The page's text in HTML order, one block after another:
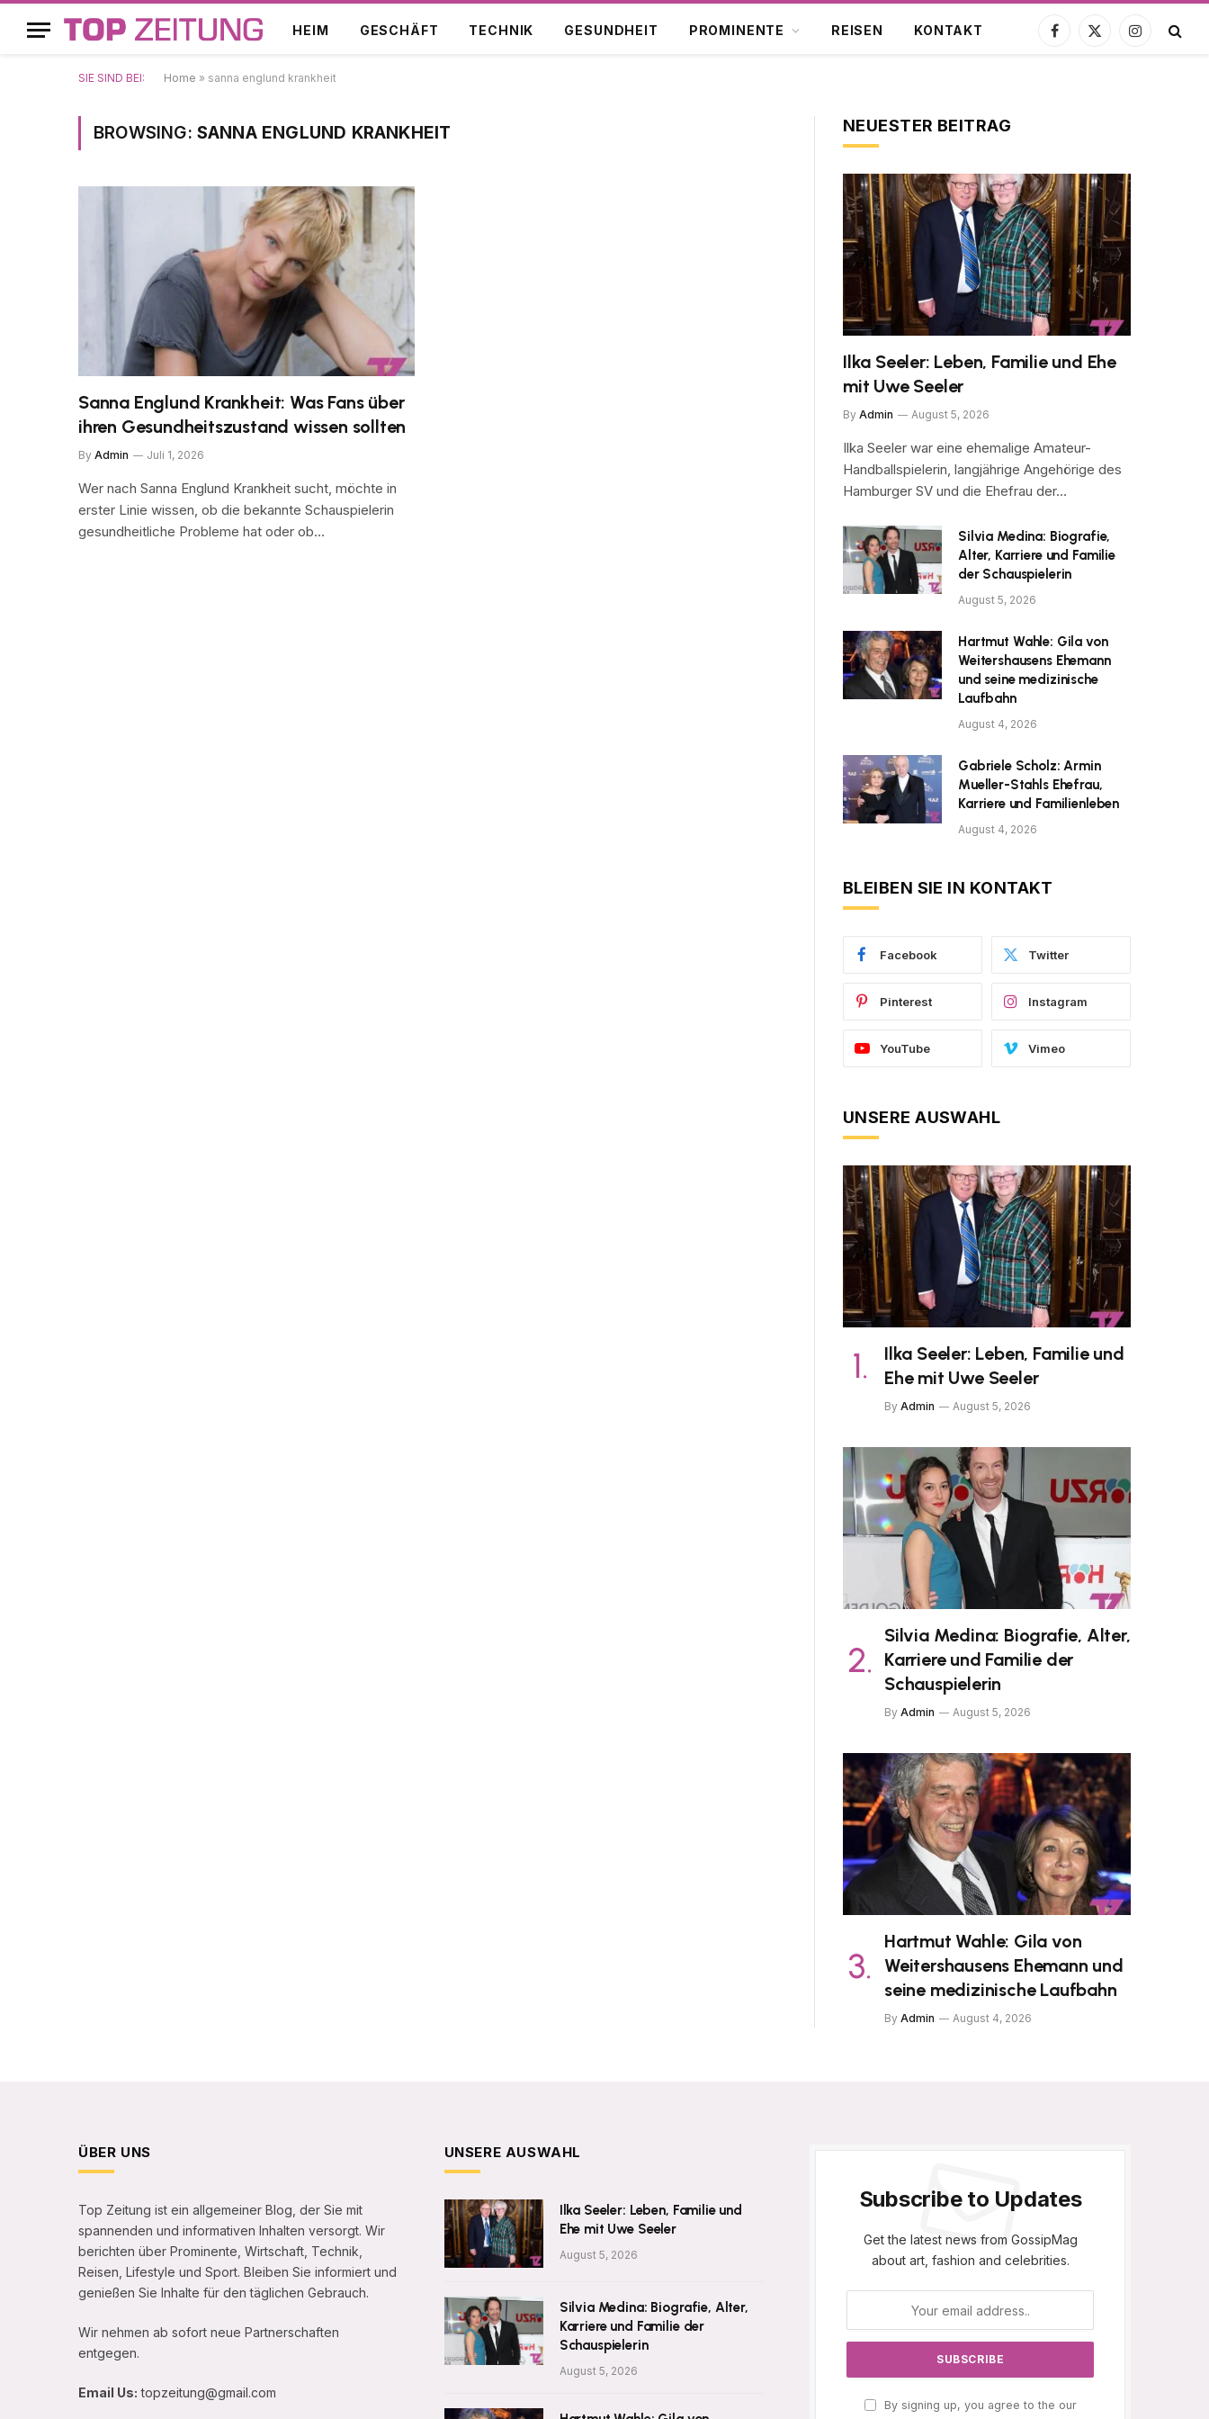
HEIM GESCHÄFT TECHNIK GESUNDHEIT PROMINENTE REISEN KONTAKT
Facebook
X
Instagram
SIE SIND BEI: Home » sanna englund krankheit
BROWSING: SANNA ENGLUND KRANKHEIT
Sanna Englund Krankheit: Was Fans über
ihren Gesundheitszustand wissen sollten
By Admin Juli 1, 2026
Wer nach Sanna Englund Krankheit sucht, möchte in
erster Linie wissen, ob die bekannte Schauspielerin
gesundheitliche Probleme hat oder ob…
NEUESTER BEITRAG
Ilka Seeler: Leben, Familie und Ehe
mit Uwe Seeler
By Admin August 5, 2026
Ilka Seeler war eine ehemalige Amateur-
Handballspielerin, langjährige Angehörige des
Hamburger SV und die Ehefrau der…
Silvia Medina: Biografie,
Alter, Karriere und Familie
der Schauspielerin
August 5, 2026
Hartmut Wahle: Gila von
Weitershausens Ehemann
und seine medizinische
Laufbahn
August 4, 2026
Gabriele Scholz: Armin
Mueller-Stahls Ehefrau,
Karriere und Familienleben
August 4, 2026
BLEIBEN SIE IN KONTAKT
Facebook Twitter
Pinterest Instagram
YouTube Vimeo
UNSERE AUSWAHL
Ilka Seeler: Leben, Familie und
Ehe mit Uwe Seeler
By Admin August 5, 2026
Silvia Medina: Biografie, Alter,
Karriere und Familie der
Schauspielerin
By Admin August 5, 2026
Hartmut Wahle: Gila von
Weitershausens Ehemann und
seine medizinische Laufbahn
By Admin August 4, 2026
ÜBER UNS
Top Zeitung ist ein allgemeiner Blog, der Sie mit
spannenden und informativen Inhalten versorgt. Wir
berichten über Prominente, Wirtschaft, Technik,
Reisen, Lifestyle und Sport. Bleiben Sie informiert und
genießen Sie Inhalte für den täglichen Gebrauch.
Wir nehmen ab sofort neue Partnerschaften
entgegen.
Email Us: topzeitung@gmail.com
UNSERE AUSWAHL
Ilka Seeler: Leben, Familie und
Ehe mit Uwe Seeler
August 5, 2026
Silvia Medina: Biografie, Alter,
Karriere und Familie der
Schauspielerin
August 5, 2026
Subscribe to Updates
Get the latest news from GossipMag
about art, fashion and celebrities.
By signing up, you agree to the our